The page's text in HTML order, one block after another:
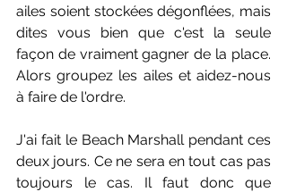
ailes soient stockées dégonflées, mais
dites vous bien que c'est la seule
façon de vraiment gagner de la place.
Alors groupez les ailes et aidez-nous
à faire de l'ordre.
J'ai fait le Beach Marshall pendant ces
deux jours. Ce ne sera en tout cas pas
toujours le cas. Il faut donc que